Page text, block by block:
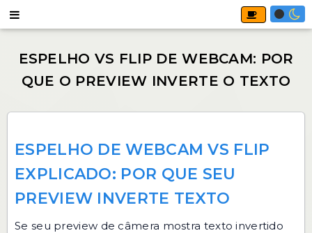
ESPELHO DE WEBCAM VS FLIP
EXPLICADO: POR QUE SEU
PREVIEW INVERTE TEXTO
Se seu preview de câmera mostra texto invertido